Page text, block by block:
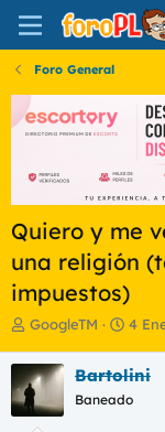
Foro General
Quiero y me
una religión
impuestos)
I
i
c
i
a
GoogleTM
F
h
a
4
Bartolini
Baneado